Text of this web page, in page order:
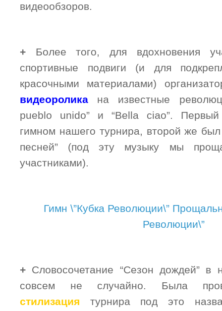
видеообзоров.
+ Более того, для вдохновения
спортивные подвиги (и для
красочными материалами)
видеоролика на известные
pueblo unido” и “Bella ciao”.
гимном нашего турнира, второй же
песней” (под эту музыку мы
участниками).
Гимн \”Кубка Революции\”
Революции\”
+ Словосочетание “Сезон дождей” в
совсем не случайно. Была
стилизация турнира под это